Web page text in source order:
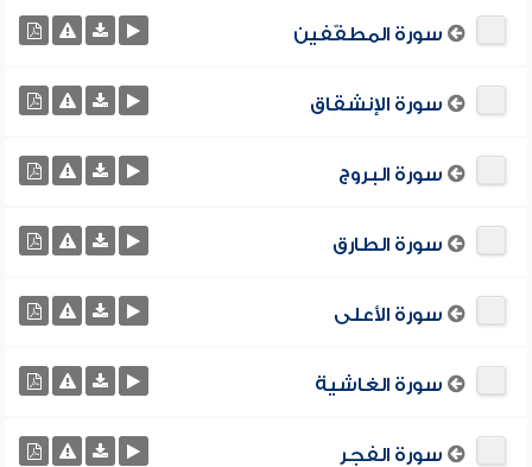
سورة المطفّفين
سورة الإنشقاق
سورة البروج
سورة الطارق
سورة الأعلى
سورة الغاشية
سورة الفجر